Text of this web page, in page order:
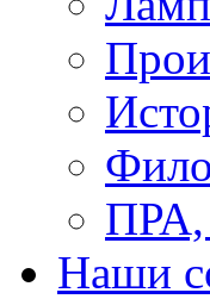
Наши